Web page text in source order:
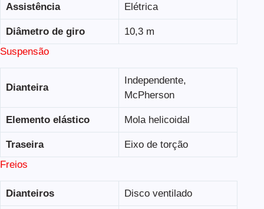
Assistência Elétrica
Diâmetro de giro
10,3 m
Suspensão
Dianteira
Independente,
McPherson
Elemento elástico Mola helicoidal
Traseira
Eixo de torção
Freios
Dianteiros Disco ventilado